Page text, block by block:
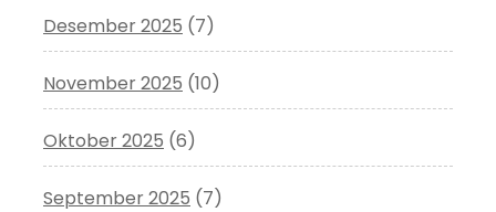
Desember 2025 (7)
November 2025 (10)
Oktober 2025 (6)
September 2025 (7)